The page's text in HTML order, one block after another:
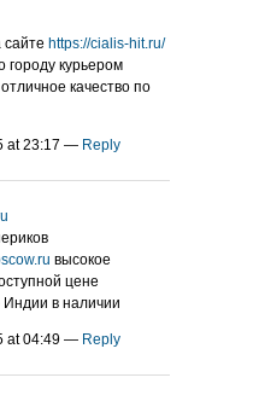
https://cialis-hit.ru/
городу курьером
качество по
at 23:17 — Reply
высокое
цене
Индии в наличии
at 04:49 — Reply